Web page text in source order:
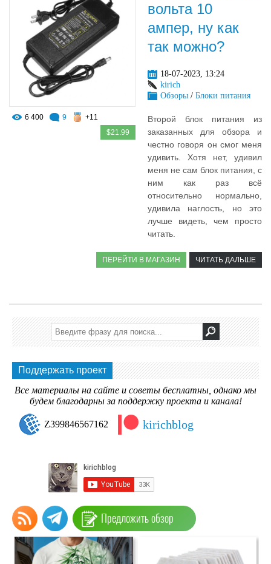
6 400 9
+11
$21.99
вольта 10
ампер, ну как
так можно?
18-07-2023, 13:24
kirich
Обзоры / Блоки питания
Второй блок питания из
заказанных для обзора и
честно говоря он смог меня
удивить. Хотя нет, удивил
меня не сам блок питания, с
ним как раз всё
относительно нормально,
удивила наглость, но это
лучше видеть, чем просто
читать.
ПЕРЕЙТИ В МАГАЗИН ЧИТАТЬ ДАЛЬШЕ
Поддержать проект
Все материалы на сайте и советы бесплатны, однако мы
будем благодарны за поддержку проекта и канала!
Z399846567162 kirichblog
Предложить обзор